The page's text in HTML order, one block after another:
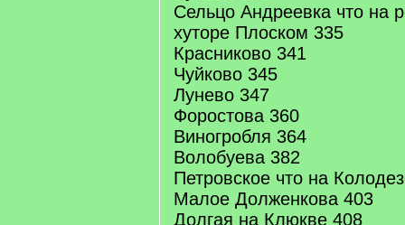
Сельцо Андреевка что на
хуторе Плоском 335
Красниково 341
Чуйково 345
Лунево 347
Форостова 360
Виногробля 364
Волобуева 382
Петровское что на
Малое Долженкова 403
Долгая на Клюкве 408